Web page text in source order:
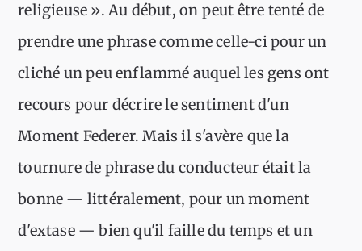
religieuse ». Au début, on peut être tenté de
prendre une phrase comme celle-ci pour un
cliché un peu enflammé auquel les gens ont
recours pour décrire le sentiment d'un
Moment Federer. Mais il s'avère que la
tournure de phrase du conducteur était la
bonne — littéralement, pour un moment
d'extase — bien qu'il faille du temps et un